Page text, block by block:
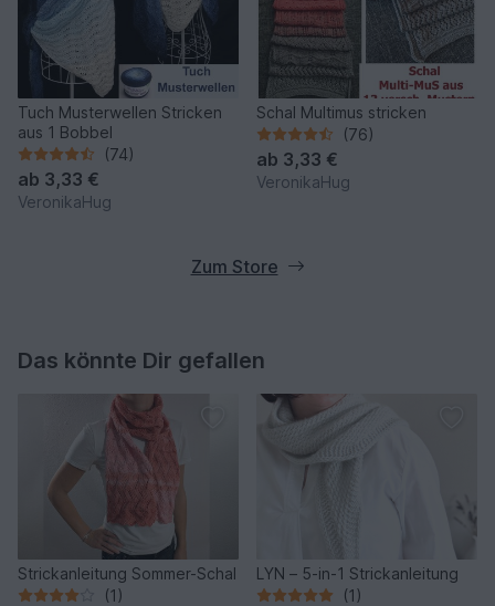
Tuch Musterwellen Stricken
aus 1 Bobbel
(74)
ab 3,33 €
VeronikaHug
Schal Multimus stricken
(76)
ab 3,33 €
VeronikaHug
Zum Store
Das könnte Dir gefallen
Strickanleitung Sommer-Schal
(1)
LYN – 5-in-1 Strickanleitung
(1)